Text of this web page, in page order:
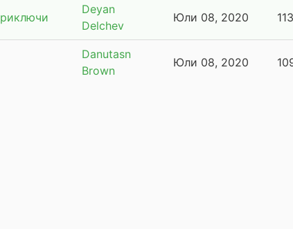
Deyan
Delchev
Юли 08, 2020
Danutasn
Brown
Юли 08, 2020